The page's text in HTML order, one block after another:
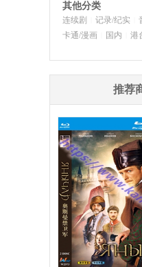
其他分类
连续剧 记录/纪实
卡通/漫画 国内 港
推荐